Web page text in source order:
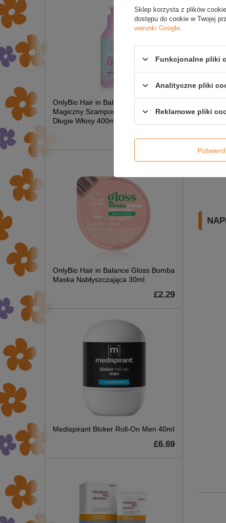
OnlyBio Hair in Balance Kids
Magiczny Szampon Rozplątujący
Długie Włosy 400ml
£6.49
OnlyBio Hair in Balance Gloss Bomba
Maska Nabłyszczająca 30ml
£2.29
Medispirant Bloker Roll-On Men 40ml
£6.69
Sklep korzysta z plików
dostępu do cookie w Twojej
warunki Google
Funkcjonalne pliki
Analityczne pliki
Reklamowe pliki